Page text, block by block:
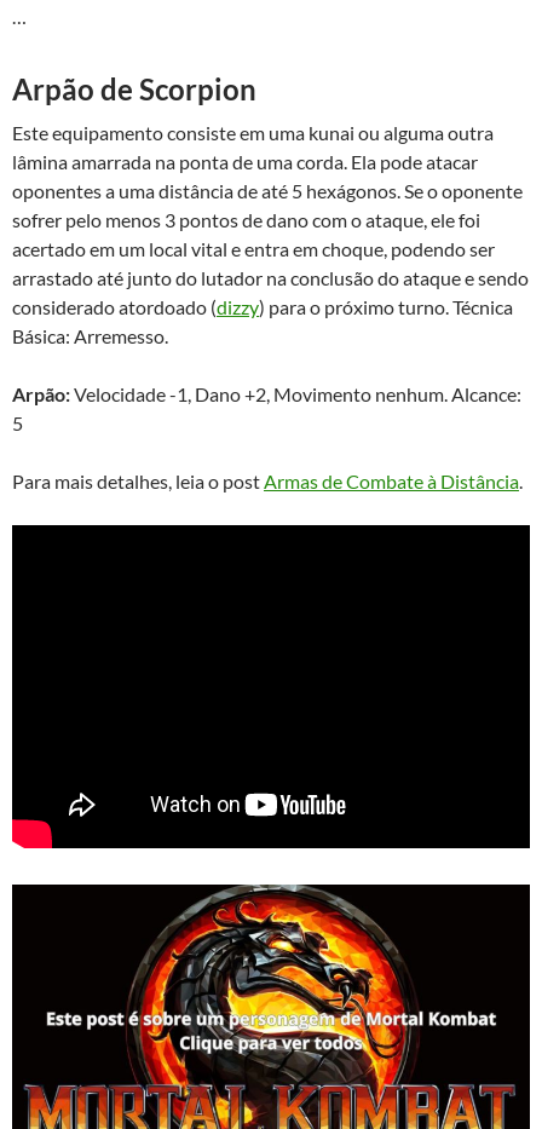
…
Arpão de Scorpion
Este equipamento consiste em uma kunai ou alguma outra
lâmina amarrada na ponta de uma corda. Ela pode atacar
oponentes a uma distância de até 5 hexágonos. Se o oponente
sofrer pelo menos 3 pontos de dano com o ataque, ele foi
acertado em um local vital e entra em choque, podendo ser
arrastado até junto do lutador na conclusão do ataque e sendo
considerado atordoado (dizzy) para o próximo turno. Técnica
Básica: Arremesso.
Arpão:Velocidade -1, Dano +2, Movimento nenhum. Alcance:
5
Para mais detalhes, leia o postArmas de Combate à Distância.